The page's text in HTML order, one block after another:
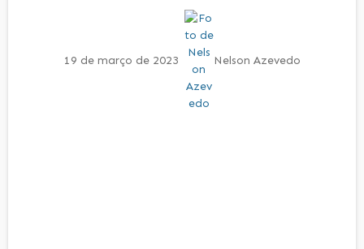
19 de março de 2023 Nelson Azevedo